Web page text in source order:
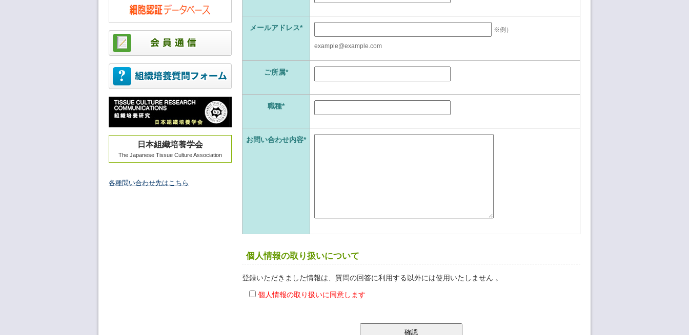
日本組織培養学会
The Japanese Tissue Culture Association
各種問い合わせ先はこちら
メールアドレス* ※例）
example@example.com
ご所属*
職種*
お問い合わせ内容*
個人情報の取り扱いについて
登録いただきました情報は、質問の回答に利用する以外には使用いたしません 。
個人情報の取り扱いに同意します